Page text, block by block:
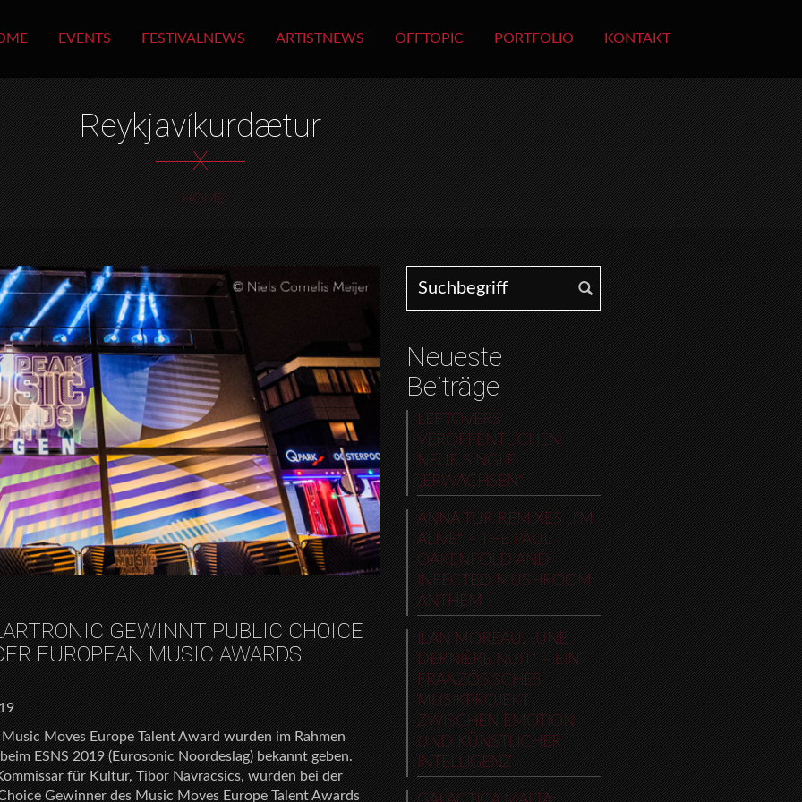
EVENTS FESTIVALNEWS ARTISTNEWS OFFTOPIC PORTFOLIO KONTAKT
Reykjavíkurdætur
X
HOME
GEWINNT PUBLIC CHOICE
EUROPEAN MUSIC AWARDS
Moves Europe Talent Award wurden im Rahmen
ESNS 2019 (Eurosonic Noordeslag) bekannt geben.
für Kultur, Tibor Navracsics, wurden bei der
Gewinner des Music Moves Europe Talent Awards
Search for:
Neueste
Beiträge
LEFTOVERS
VERÖFFENTLICHEN
NEUE SINGLE
„ERWACHSEN“
ANNA TUR REMIXES „I’M
ALIVE“ – THE PAUL
OAKENFOLD AND
INFECTED MUSHROOM
ANTHEM
ILAN MOREAU: „UNE
DERNIÈRE NUIT“ – EIN
FRANZÖSISCHES
MUSIKPROJEKT
ZWISCHEN EMOTION
UND KÜNSTLICHER
INTELLIGENZ